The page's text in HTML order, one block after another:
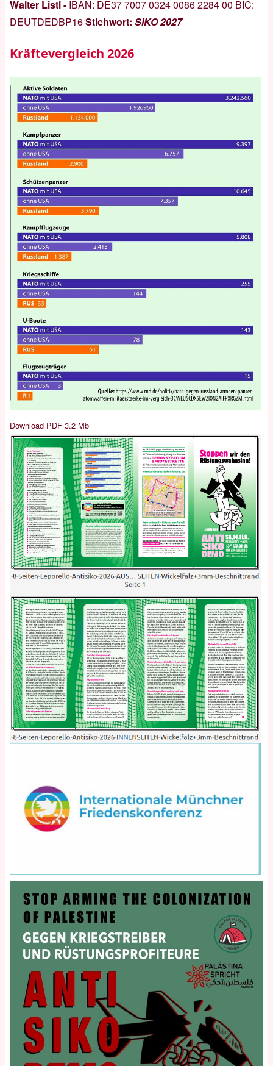
Walter Listl - IBAN: DE37 7007 0324 0086 2284 00 BIC:
DEUTDEDBP16Stichwort: SIKO 2027
Kräftevergleich 2026
Download PDF 3.2 Mb